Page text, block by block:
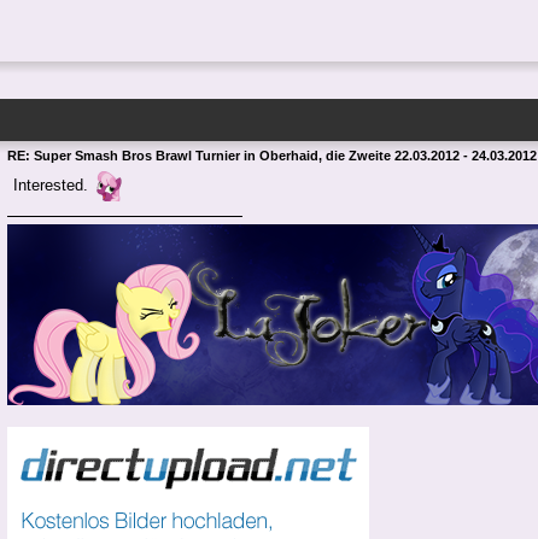
RE: Super Smash Bros Brawl Turnier in Oberhaid, die Zweite 22.03.2012 - 24.03.2012
Interested.